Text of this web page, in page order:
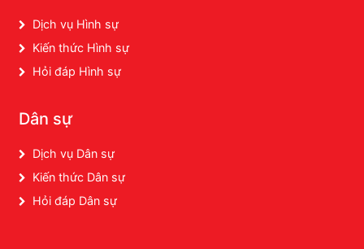
Dịch vụ Hình sự
Kiến thức Hình sự
Hỏi đáp Hình sự
Dân sự
Dịch vụ Dân sự
Kiến thức Dân sự
Hỏi đáp Dân sự